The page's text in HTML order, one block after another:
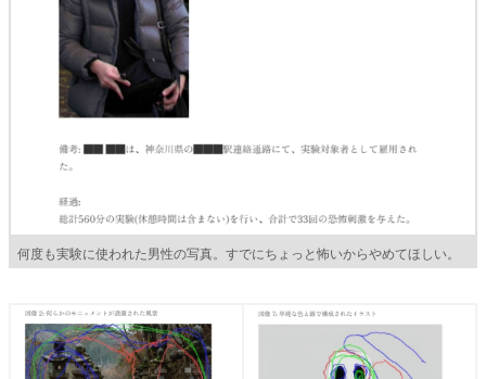
何度も実験に使われた男性の写真。すでにちょっと怖いからやめてほしい。